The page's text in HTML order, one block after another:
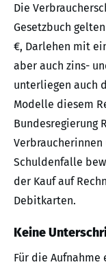
Die
Gesetzbuch
€, Darlehen mit
aber auch zins-
unterliegen auch
Modelle diesem
Bundesregierung
Schuldenfalle
der Kauf auf
Debitkarten.
Keine
Für die